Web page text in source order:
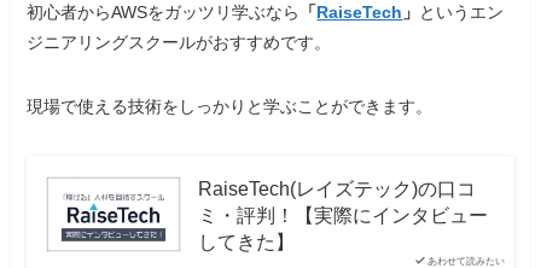
初心者からAWSをガッツリ学ぶなら 「RaiseTech 」 というエン
ジニアリングスクールがおすすめです。
現場で使える技術をしっかりと学ぶことができます。
あわせて読みたい
RaiseTech(レイズテック)の口コ
ミ・評判！【実際にインタビュー
してきた】